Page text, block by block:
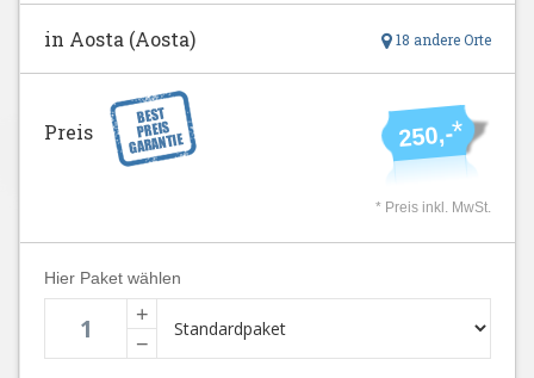
18 andere Orte
in Aosta (Aosta)
250,-*
Preis
* Preis inkl. MwSt.
Hier Paket wählen
+
−